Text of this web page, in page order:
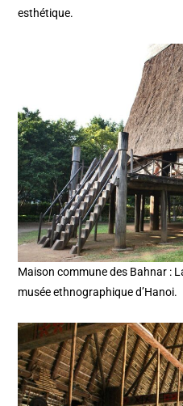
esthétique.
Maison commune des Bahnar :
musée ethnographique d’Hanoi.